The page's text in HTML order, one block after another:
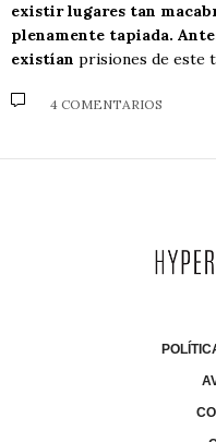
existir lugares tan
plenamente tapiada.
existían prisiones de este
4 COMENTARIOS